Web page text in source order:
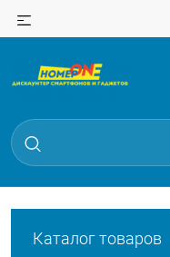
Каталог товаров
Для клиентов всех
Разбейте
без